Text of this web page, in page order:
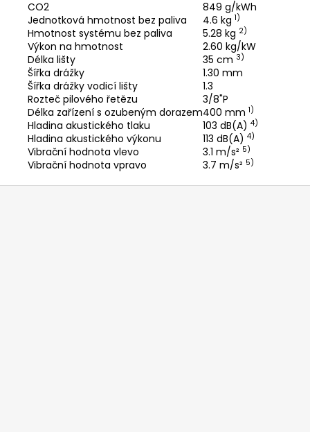
CO2
849 g/kWh
Jednotková hmotnost bez paliva
4.6 kg 1)
Hmotnost systému bez paliva 5.28 kg 2)
Výkon na hmotnost
2.60 kg/kW
Délka lišty
35 cm 3)
Šířka drážky
1.30 mm
Šířka drážky vodicí lišty
1.3
Rozteč pilového řetězu
3/8"P
Délka zařízení s ozubeným dorazem400 mm 1)
Hladina akustického tlaku 103 dB(A) 4)
Hladina akustického výkonu 113 dB(A) 4)
Vibrační hodnota vlevo 3.1 m/s² 5)
Vibrační hodnota vpravo 3.7 m/s² 5)